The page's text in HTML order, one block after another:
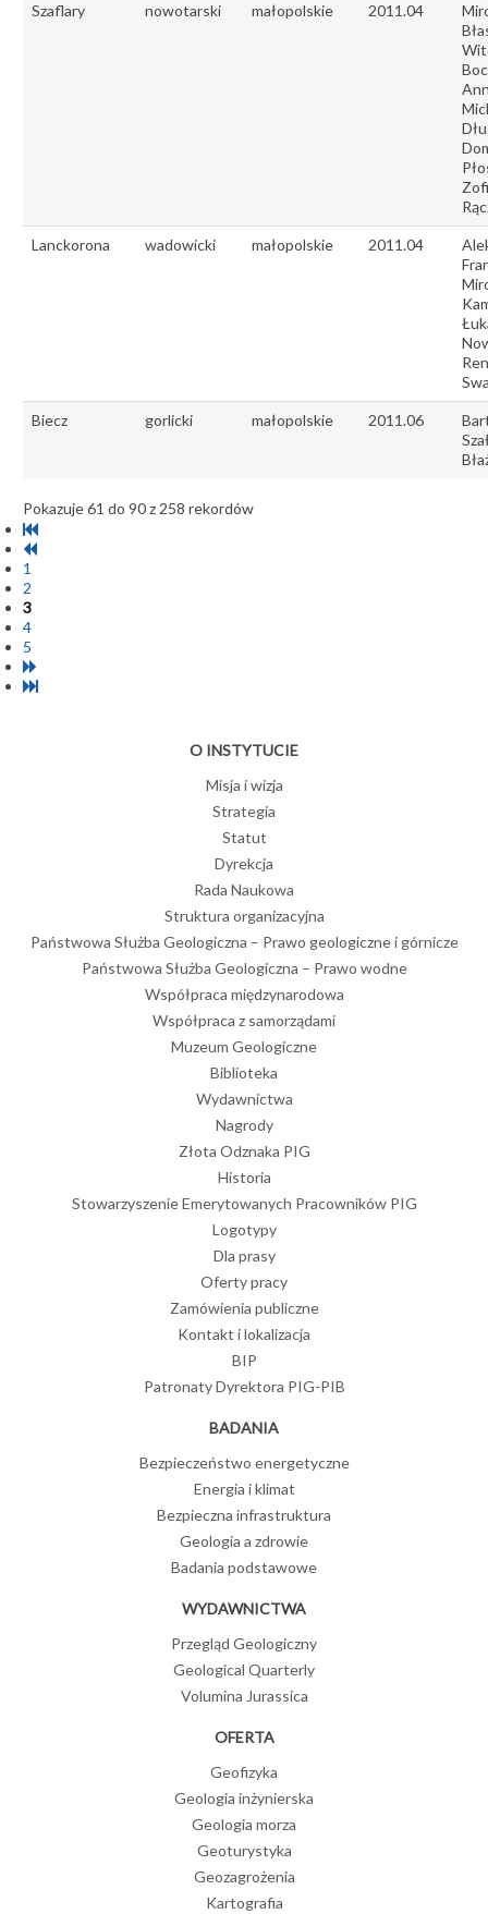
Szaflary nowotarski małopolskie 2011.04
Lanckorona wadowicki małopolskie 2011.04
Biecz gorlicki małopolskie 2011.06
Pokazuje 61 do 90 z 258 rekordów
1
2
3
4
5
O INSTYTUCIE
Misja i wizja
Strategia
Statut
Dyrekcja
Rada Naukowa
Struktura organizacyjna
Państwowa Służba Geologiczna – Prawo geologiczne i górnicze
Państwowa Służba Geologiczna – Prawo wodne
Współpraca międzynarodowa
Współpraca z samorządami
Muzeum Geologiczne
Biblioteka
Wydawnictwa
Nagrody
Złota Odznaka PIG
Historia
Stowarzyszenie Emerytowanych Pracowników PIG
Logotypy
Dla prasy
Oferty pracy
Zamówienia publiczne
Kontakt i lokalizacja
BIP
Patronaty Dyrektora PIG-PIB
BADANIA
Bezpieczeństwo energetyczne
Energia i klimat
Bezpieczna infrastruktura
Geologia a zdrowie
Badania podstawowe
WYDAWNICTWA
Przegląd Geologiczny
Geological Quarterly
Volumina Jurassica
OFERTA
Geofizyka
Geologia inżynierska
Geologia morza
Geoturystyka
Geozagrożenia
Kartografia